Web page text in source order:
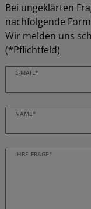
Bei ungeklärten
nachfolgende
Wir melden uns
(*Pflichtfeld)
E-MAIL*
NAME*
IHRE FRAGE*